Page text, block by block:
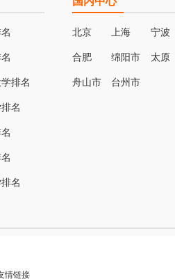
排名
名
名
北京 上海 宁波
合肥 绵阳市 太原
舟山市 台州市
情链接